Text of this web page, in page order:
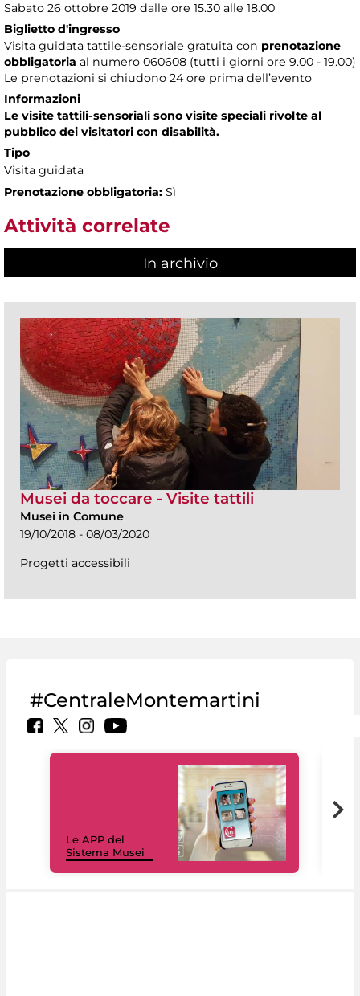
Sabato 26 ottobre 2019 dalle ore 15.30 alle 18.00
Biglietto d'ingresso
Visita guidata tattile-sensoriale gratuita con prenotazione
obbligatoria al numero 060608 (tutti i giorni ore 9.00 - 19.00)
Le prenotazioni si chiudono 24 ore prima dell’evento
Informazioni
Le visite tattili-sensoriali sono visite speciali rivolte al
pubblico dei visitatori con disabilità.
Tipo
Visita guidata
Prenotazione obbligatoria: Sì
Attività correlate
In archivio
Musei da toccare - Visite tattili
Musei in Comune
19/10/2018 - 08/03/2020
Progetti accessibili
#CentraleMontemartini
Le APP del
Sistema Musei